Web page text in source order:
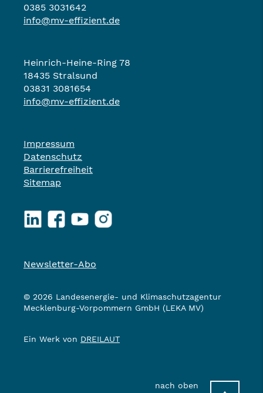
0385 3031642
info@mv-effizient.de
Heinrich-Heine-Ring 78
18435 Stralsund
03831 3081654
info@mv-effizient.de
Impressum
Datenschutz
Barrierefreiheit
Sitemap
LinkedInFacebookYouTubeInstagram
Newsletter-Abo
© 2026 Landesenergie- und Klimaschutzagentur
Mecklenburg-Vorpommern GmbH (LEKA MV)
Ein Werk von DREILAUT
nach oben